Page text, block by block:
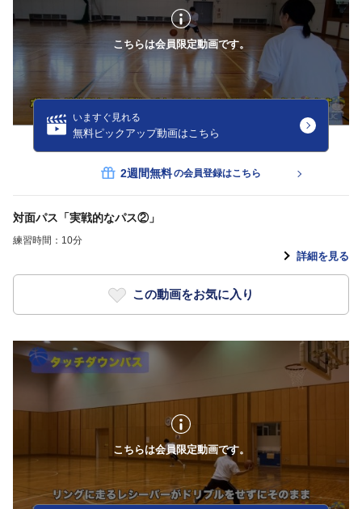
こちらは会員限定動画です。
いますぐ見れる
無料ピックアップ動画はこちら
2週間無料の会員登録はこちら
対面パス「実戦的なパス②」
練習時間：10分
詳細を見る
この動画をお気に入り
こちらは会員限定動画です。